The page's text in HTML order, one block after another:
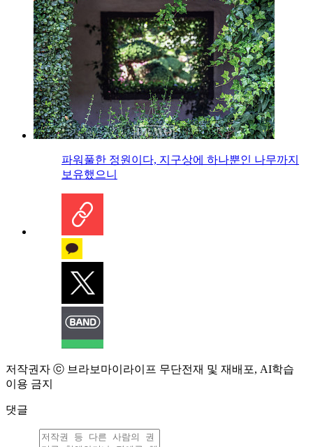
파워풀한 정원이다, 지구상에 하나뿐인 나무까지
보유했으니
저작권자 ⓒ 브라보마이라이프 무단전재 및 재배포, AI학습
이용 금지
댓글